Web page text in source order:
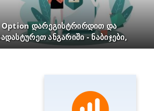
Option დარეგისტრირდით და
ანგარიში - ნაბიჯები,
და დრო